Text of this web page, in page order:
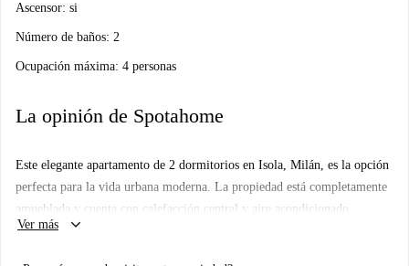
Ascensor: si
Número de baños: 2
Ocupación máxima: 4 personas
La opinión de Spotahome
Este elegante apartamento de 2 dormitorios en Isola, Milán, es la opción
perfecta para la vida urbana moderna. La propiedad está completamente
amueblada y cuenta con calefacción central y aire acondicionado
individual, lo que la convierte en una opción cómoda durante todo el
Ver más keyboard_arrow_down